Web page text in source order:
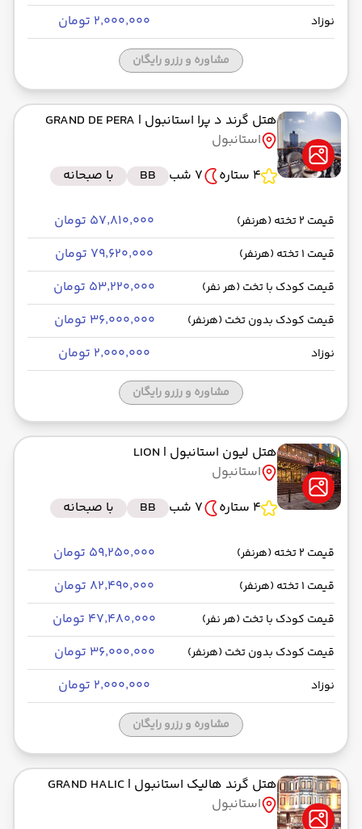
نوزاد ۲٬۰۰۰٬۰۰۰ تومان
مشاوره و رزرو رایگان
هتل گرند د پرا استانبول | GRAND DE PERA
استانبول
4 ستاره
7 شب BB با صبحانه
قیمت 2 تخته (هرنفر) ۵۷٬۸۱۰٬۰۰۰ تومان
قیمت 1 تخته (هرنفر) ۷۹٬۶۲۰٬۰۰۰ تومان
قیمت کودک با تخت (هر نفر) ۵۳٬۲۲۰٬۰۰۰ تومان
قیمت کودک بدون تخت (هرنفر) ۳۶٬۰۰۰٬۰۰۰ تومان
نوزاد ۲٬۰۰۰٬۰۰۰ تومان
مشاوره و رزرو رایگان
هتل لیون استانبول | LION
استانبول
4 ستاره
7 شب BB با صبحانه
قیمت 2 تخته (هرنفر) ۵۹٬۲۵۰٬۰۰۰ تومان
قیمت 1 تخته (هرنفر) ۸۲٬۴۹۰٬۰۰۰ تومان
قیمت کودک با تخت (هر نفر) ۴۷٬۴۸۰٬۰۰۰ تومان
قیمت کودک بدون تخت (هرنفر) ۳۶٬۰۰۰٬۰۰۰ تومان
نوزاد ۲٬۰۰۰٬۰۰۰ تومان
مشاوره و رزرو رایگان
هتل گرند هالیک استانبول | GRAND HALIC
استانبول